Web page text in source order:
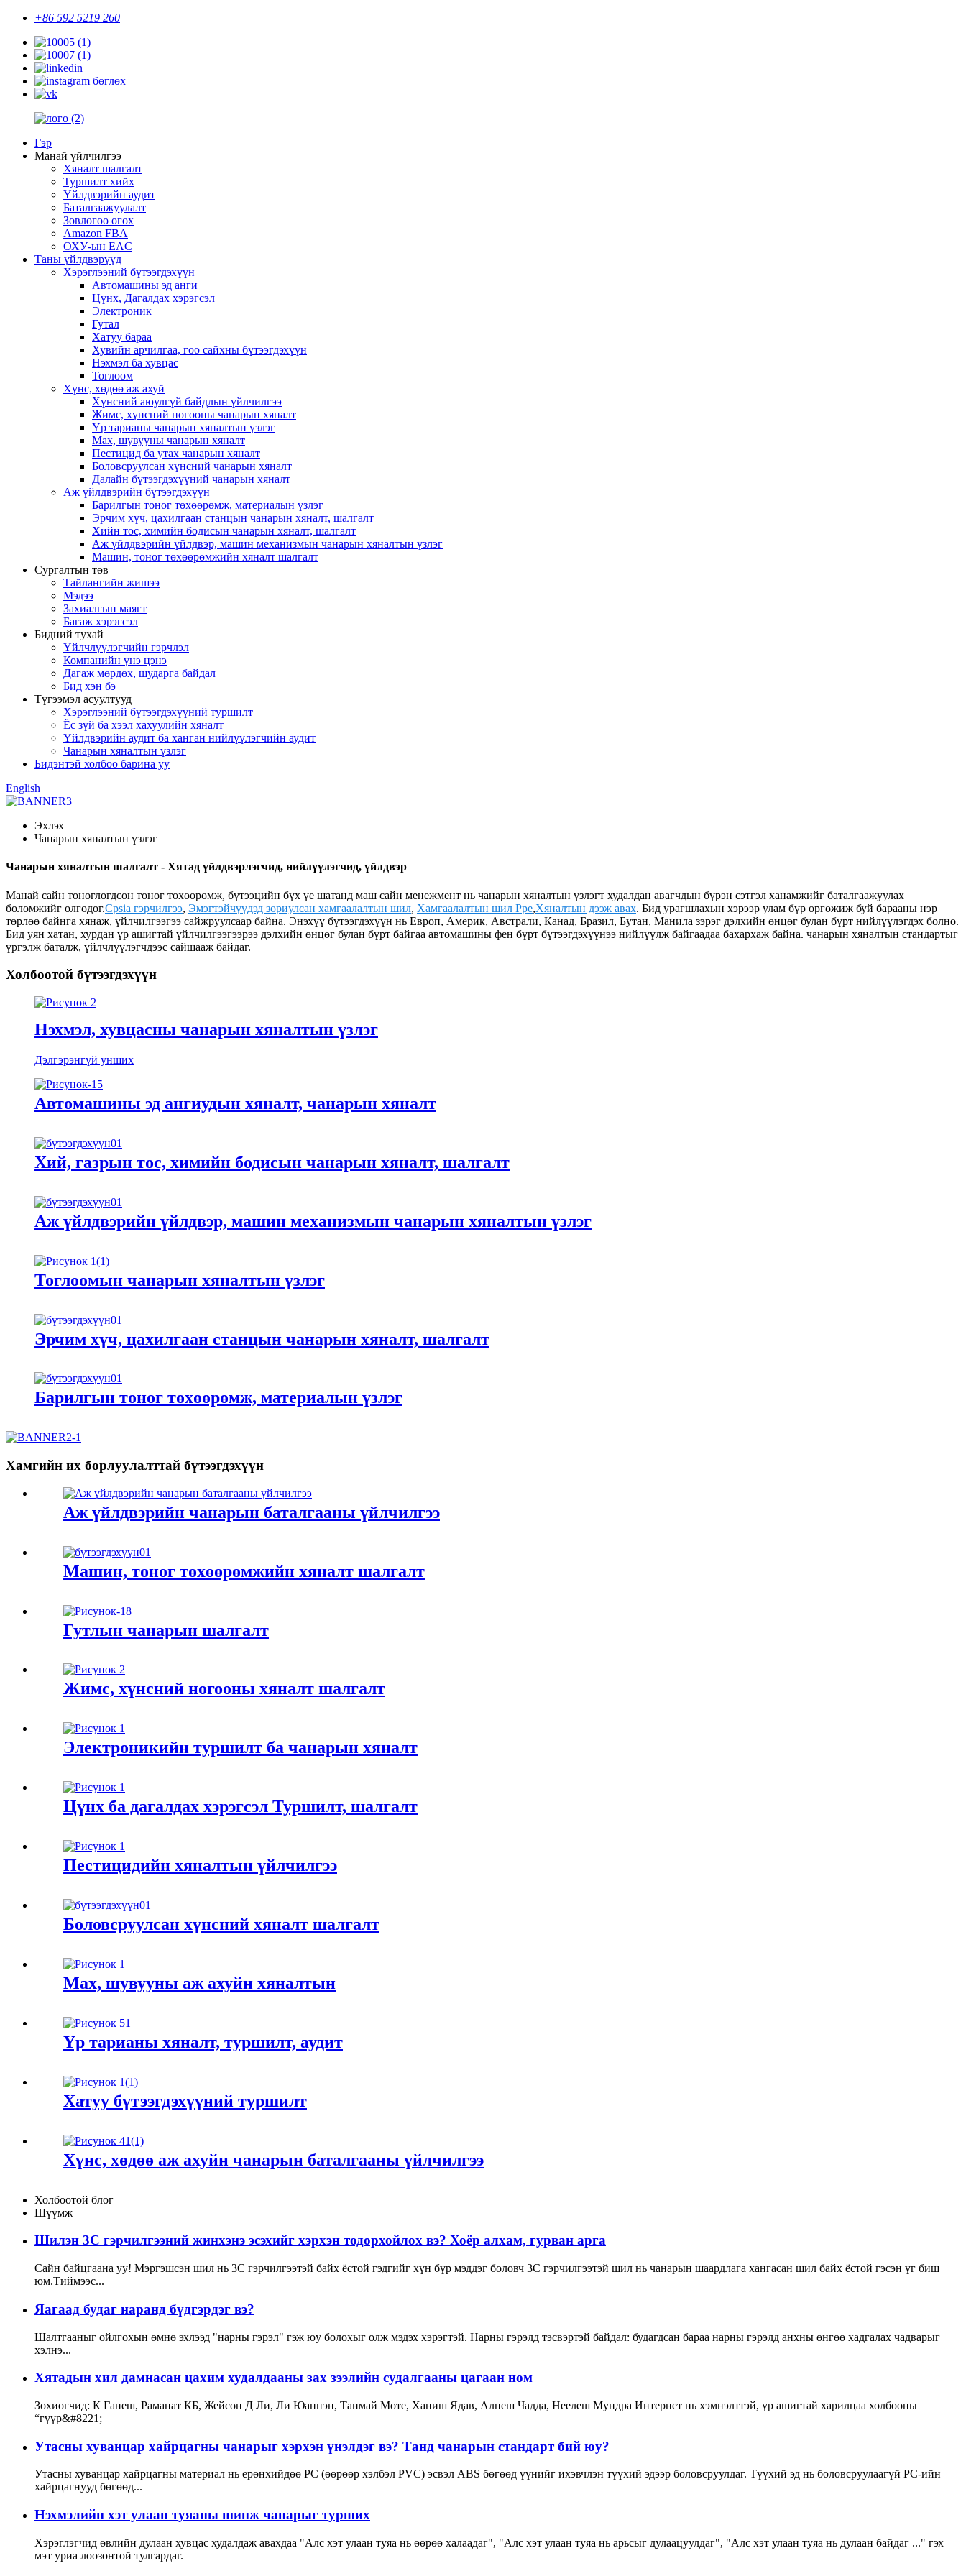
+86 592 5219 260
Гэр
Манай үйлчилгээ
Хяналт шалгалт
Туршилт хийх
Үйлдвэрийн аудит
Баталгаажуулалт
Зөвлөгөө өгөх
Amazon FBA
ОХУ-ын EAC
Таны үйлдвэрүүд
Хэрэглээний бүтээгдэхүүн
Автомашины эд анги
Цүнх, Дагалдах хэрэгсэл
Электроник
Гутал
Хатуу бараа
Хувийн арчилгаа, гоо сайхны бүтээгдэхүүн
Нэхмэл ба хувцас
Тоглоом
Хүнс, хөдөө аж ахуй
Хүнсний аюулгүй байдлын үйлчилгээ
Жимс, хүнсний ногооны чанарын хяналт
Үр тарианы чанарын хяналтын үзлэг
Мах, шувууны чанарын хяналт
Пестицид ба утах чанарын хяналт
Боловсруулсан хүнсний чанарын хяналт
Далайн бүтээгдэхүүний чанарын хяналт
Аж үйлдвэрийн бүтээгдэхүүн
Барилгын тоног төхөөрөмж, материалын үзлэг
Эрчим хүч, цахилгаан станцын чанарын хяналт, шалгалт
Хийн тос, химийн бодисын чанарын хяналт, шалгалт
Аж үйлдвэрийн үйлдвэр, машин механизмын чанарын хяналтын үзлэг
Машин, тоног төхөөрөмжийн хяналт шалгалт
Сургалтын төв
Тайлангийн жишээ
Мэдээ
Захиалгын маягт
Багаж хэрэгсэл
Бидний тухай
Үйлчлүүлэгчийн гэрчлэл
Компанийн үнэ цэнэ
Дагаж мөрдөх, шударга байдал
Бид хэн бэ
Түгээмэл асуултууд
Хэрэглээний бүтээгдэхүүний туршилт
Ёс зүй ба хээл хахуулийн хяналт
Үйлдвэрийн аудит ба ханган нийлүүлэгчийн аудит
Чанарын хяналтын үзлэг
Бидэнтэй холбоо барина уу
English
Эхлэх
Чанарын хяналтын үзлэг
Чанарын хяналтын шалгалт - Хятад үйлдвэрлэгчид, нийлүүлэгчид, үйлдвэр
Манай сайн тоноглогдсон тоног төхөөрөмж, бүтээцийн бүх үе шатанд маш сайн менежмент нь чанарын хяналтын үзлэгт худалдан авагчдын бүрэн сэтгэл ханамжийг баталгаажуулах
боломжийг олгодог.Cpsia гэрчилгээ, Эмэгтэйчүүдэд зориулсан хамгаалалтын шил, Хамгаалалтын шил Ppe,Хяналтын дээж авах. Бид урагшлахын хэрээр улам бүр өргөжиж буй барааны нэр
төрлөө байнга хянаж, үйлчилгээгээ сайжруулсаар байна. Энэхүү бүтээгдэхүүн нь Европ, Америк, Австрали, Канад, Бразил, Бутан, Манила зэрэг дэлхийн өнцөг булан бүрт нийлүүлэгдэх болно.
Бид уян хатан, хурдан үр ашигтай үйлчилгээгээрээ дэлхийн өнцөг булан бүрт байгаа автомашины фен бүрт бүтээгдэхүүнээ нийлүүлж байгаадаа бахархаж байна. чанарын хяналтын стандартыг
үргэлж баталж, үйлчлүүлэгчдээс сайшааж байдаг.
Холбоотой бүтээгдэхүүн
Нэхмэл, хувцасны чанарын хяналтын үзлэг
Дэлгэрэнгүй унших
Автомашины эд ангиудын хяналт, чанарын хяналт
Хий, газрын тос, химийн бодисын чанарын хяналт, шалгалт
Аж үйлдвэрийн үйлдвэр, машин механизмын чанарын хяналтын үзлэг
Тоглоомын чанарын хяналтын үзлэг
Эрчим хүч, цахилгаан станцын чанарын хяналт, шалгалт
Барилгын тоног төхөөрөмж, материалын үзлэг
Хамгийн их борлуулалттай бүтээгдэхүүн
Аж үйлдвэрийн чанарын баталгааны үйлчилгээ
Машин, тоног төхөөрөмжийн хяналт шалгалт
Гутлын чанарын шалгалт
Жимс, хүнсний ногооны хяналт шалгалт
Электроникийн туршилт ба чанарын хяналт
Цүнх ба дагалдах хэрэгсэл Туршилт, шалгалт
Пестицидийн хяналтын үйлчилгээ
Боловсруулсан хүнсний хяналт шалгалт
Мах, шувууны аж ахуйн хяналтын
Үр тарианы хяналт, туршилт, аудит
Хатуу бүтээгдэхүүний туршилт
Хүнс, хөдөө аж ахуйн чанарын баталгааны үйлчилгээ
Холбоотой блог
Шүүмж
Шилэн 3С гэрчилгээний жинхэнэ эсэхийг хэрхэн тодорхойлох вэ? Хоёр алхам, гурван арга
Сайн байцгаана уу! Мэргэшсэн шил нь 3С гэрчилгээтэй байх ёстой гэдгийг хүн бүр мэддэг боловч 3С гэрчилгээтэй шил нь чанарын шаардлага хангасан шил байх ёстой гэсэн үг биш
юм.Тиймээс...
Яагаад будаг наранд бүдгэрдэг вэ?
Шалтгааныг ойлгохын өмнө эхлээд "нарны гэрэл" гэж юу болохыг олж мэдэх хэрэгтэй. Нарны гэрэлд тэсвэртэй байдал: будагдсан бараа нарны гэрэлд анхны өнгөө хадгалах чадварыг
хэлнэ...
Хятадын хил дамнасан цахим худалдааны зах зээлийн судалгааны цагаан ном
Зохиогчид: К Ганеш, Раманат КБ, Жейсон Д Ли, Ли Юанпэн, Танмай Моте, Ханиш Ядав, Алпеш Чадда, Неелеш Мундра Интернет нь хэмнэлттэй, үр ашигтай харилцаа холбооны
“гүүр&#8221;
Утасны хуванцар хайрцагны чанарыг хэрхэн үнэлдэг вэ? Танд чанарын стандарт бий юу?
Утасны хуванцар хайрцагны материал нь ерөнхийдөө PC (өөрөөр хэлбэл PVC) эсвэл ABS бөгөөд үүнийг ихэвчлэн түүхий эдээр боловсруулдаг. Түүхий эд нь боловсруулаагүй PC-ийн
хайрцагнууд бөгөөд...
Нэхмэлийн хэт улаан туяаны шинж чанарыг турших
Хэрэглэгчид өвлийн дулаан хувцас худалдаж авахдаа "Алс хэт улаан туяа нь өөрөө халаадаг", "Алс хэт улаан туяа нь арьсыг дулаацуулдаг", "Алс хэт улаан туяа нь дулаан байдаг ..." гэх
мэт уриа лоозонтой тулгардаг.